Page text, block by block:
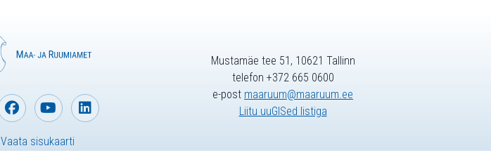
Vaata sisukaarti
Mustamäe tee 51, 10621 Tallinn
telefon +372 665 0600
e-post maaruum@maaruum.ee
Liitu uuGISed listiga